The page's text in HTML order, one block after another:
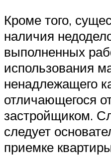
Кроме того,
наличия
выполненных
использования
ненадлежащего
отличающегося
застройщиком.
следует
приемке